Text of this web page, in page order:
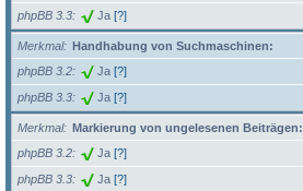
phpBB 3.3 Ja [?]
Merkmal
Handhabung von Suchmaschinen:
phpBB 3.2
Ja [?]
phpBB 3.3 Ja [?]
Merkmal
Markierung von ungelesenen Beiträgen:
phpBB 3.2
Ja [?]
phpBB 3.3 Ja [?]